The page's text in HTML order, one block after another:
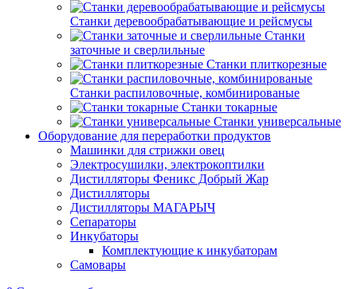
Станки деревообрабатывающие и рейсмусы
Станки
заточные и сверлильные
Станки плиткорезные
Станки распиловочные, комбинированые
Станки токарные
Станки универсальные
Оборудование для переработки продуктов
Машинки для стрижки овец
Электросушилки, электрокоптилки
Дистилляторы Феникс Добрый Жар
Дистилляторы
Дистилляторы МАГАРЫЧ
Сепараторы
Инкубаторы
Комплектующие к инкубаторам
Самовары